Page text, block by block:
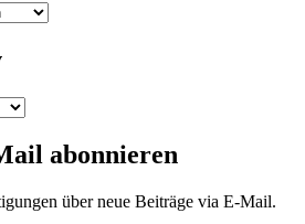
abonnieren
über neue Beiträge via E-Mail.